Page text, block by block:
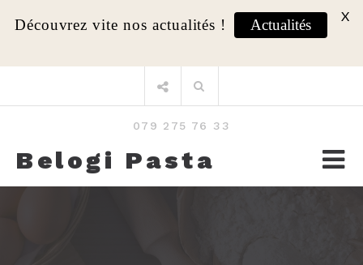
079 275 76 33
Belogi Pasta
Découvrez vite nos actualités ! Actualités
X